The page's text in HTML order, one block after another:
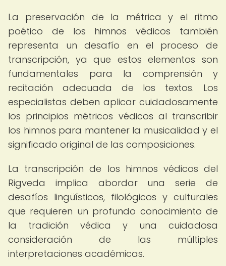
La preservación de la métrica y el ritmo
poético de los himnos védicos también
representa un desafío en el proceso de
transcripción, ya que estos elementos son
fundamentales para la comprensión y
recitación adecuada de los textos. Los
especialistas deben aplicar cuidadosamente
los principios métricos védicos al transcribir
los himnos para mantener la musicalidad y el
significado original de las composiciones.
La transcripción de los himnos védicos del
Rigveda implica abordar una serie de
desafíos lingüísticos, filológicos y culturales
que requieren un profundo conocimiento de
la tradición védica y una cuidadosa
consideración de las múltiples
interpretaciones académicas.